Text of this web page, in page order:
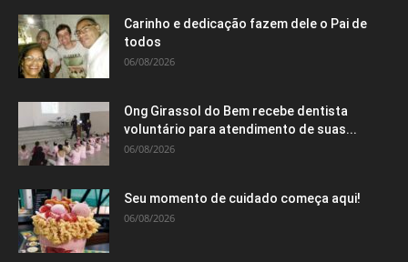
Carinho e dedicação fazem dele o Pai de
todos
06/08/2026
Ong Girassol do Bem recebe dentista
voluntário para atendimento de suas...
06/08/2026
Seu momento de cuidado começa aqui!
06/08/2026